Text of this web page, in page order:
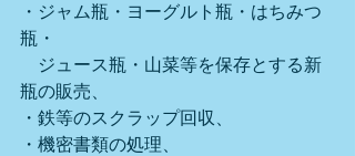
・ジャム瓶・ヨーグルト瓶・はちみつ
瓶・
ジュース瓶・山菜等を保存とする新
瓶の販売、
・鉄等のスクラップ回収、
・機密書類の処理、